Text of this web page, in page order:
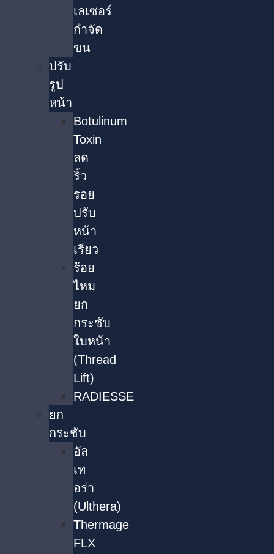
เลเซอร์
กำจัด
ขน
ปรับ
รูป
หน้า
Botulinum
Toxin
ลด
ริ้ว
รอย
ปรับ
หน้า
เรียว
ร้อย
ไหม
ยก
กระชับ
ใบหน้า
(Thread
Lift)
RADIESSE
ยก
กระชับ
อัล
เท
อร่า
(Ulthera)
Thermage
FLX